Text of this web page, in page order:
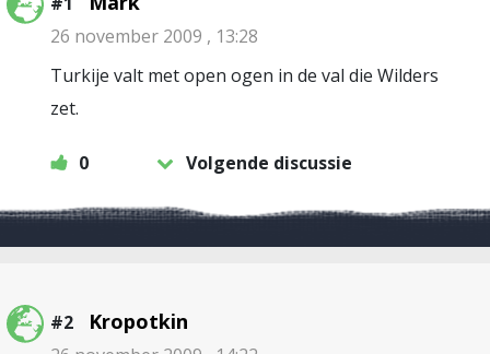
26 november 2009 , 13:28
Turkije valt met open ogen in de val die Wilders
zet.
0 Volgende discussie
#2 Kropotkin